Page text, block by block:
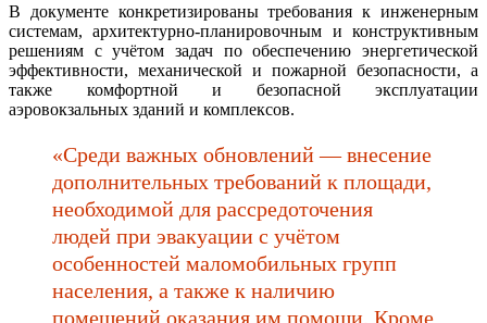
В документе конкретизированы требования к инженерным
системам, архитектурно-планировочным и конструктивным
решениям с учётом задач по обеспечению энергетической
эффективности, механической и пожарной безопасности, а
также комфортной и безопасной эксплуатации
аэровокзальных зданий и комплексов.
«Среди важных обновлений — внесение
дополнительных требований к площади,
необходимой для рассредоточения
людей при эвакуации с учётом
особенностей маломобильных групп
населения, а также к наличию
помещений оказания им помощи. Кроме